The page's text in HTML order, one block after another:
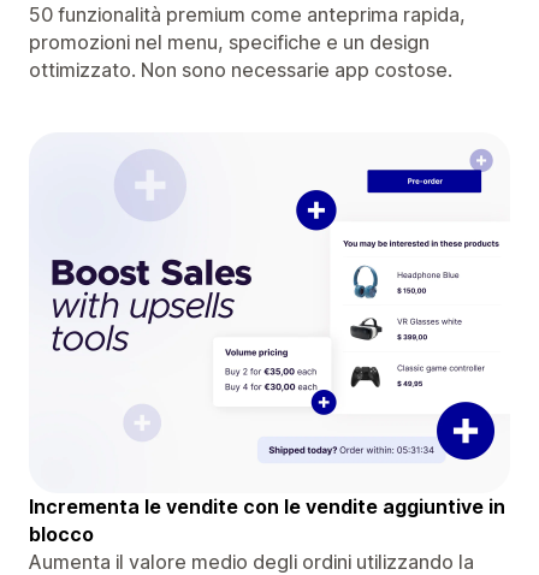
50 funzionalità premium come anteprima rapida,
promozioni nel menu, specifiche e un design
ottimizzato. Non sono necessarie app costose.
Incrementa le vendite con le vendite aggiuntive in
blocco
Aumenta il valore medio degli ordini utilizzando la